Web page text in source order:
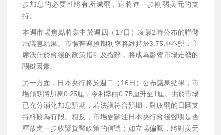
步加息的必要性將有所減弱，這將進一步削弱美元的支
持。
本週市場焦點將集中於週四（17日）凌晨2時公布的聯儲
局議息結果。市場普遍預期利率將維持於3.75厘不變，主
席沃什於會後的政策指引及措辭，將成為影響市場走勢的
關鍵因素。
另一方面，日本央行將於週二（16日）公布議息結果，市
場預期將加息0.25厘，令利率由0.75厘升至1厘。由於市場
已充分消化加息預期，若決議符合預期，對疲弱的日圓支
持料較為有限。相反，市場更關注日本央行會後聲明是否
釋放進一步收緊貨幣政策的信號；如立場偏鷹，將對美元